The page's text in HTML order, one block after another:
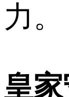
力。
皇